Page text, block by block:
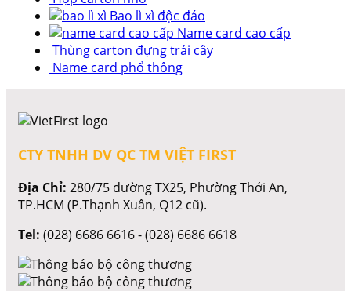
Bao lì xì độc đáo
Name card cao cấp
Thùng carton đựng trái cây
Name card phổ thông
CTY TNHH DV QC TM VIỆT FIRST
Địa Chỉ: 280/75 đường TX25, Phường Thới An,
TP.HCM (P.Thạnh Xuân, Q12 cũ).
Tel: (028) 6686 6616 - (028) 6686 6618